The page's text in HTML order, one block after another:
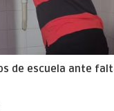
de escuela ante